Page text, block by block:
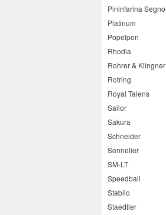
Pininfarina Segno
Platinum
Popelpen
Rhodia
Rohrer & Klingner
Rotring
Royal Talens
Sailor
Sakura
Schneider
Sennelier
SM-LT
Speedball
Stabilo
Staedtler